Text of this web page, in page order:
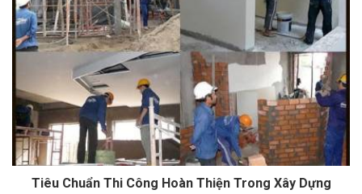
Tiêu Chuẩn Thi Công Hoàn Thiện Trong Xây Dựng